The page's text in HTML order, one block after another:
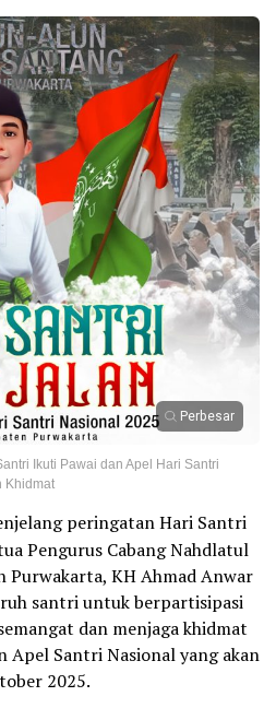
Perbesar
Ikuti Pawai dan Apel Hari Santri
Khidmat
peringatan Hari Santri
Pengurus Cabang Nahdlatul
Purwakarta, KH Ahmad Anwar
santri untuk berpartisipasi
dan menjaga khidmat
Apel Santri Nasional yang akan
2025.